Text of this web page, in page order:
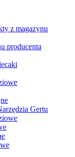
z magazynu
producenta
Gertu